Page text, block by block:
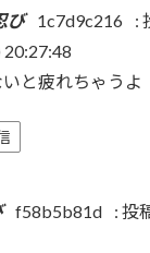
び 1c7d9c216 :
と疲れちゃうよ
f58b5b81d : 投